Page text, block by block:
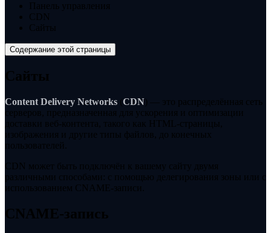
Панель управления
CDN
Сайты
Содержание этой страницы
Сайты
Content Delivery Networks (CDN) — это распределённая сеть
серверов, предназначенная для ускорения и оптимизации
доставки веб-контента, такого как HTML-страницы,
изображения и другие типы файлов, до конечных
пользователей.
CDN может быть подключён к вашему сайту двумя
различными способами: с помощью делегирования зоны или с
использованием CNAME-записи.
СNAME-запись